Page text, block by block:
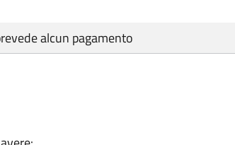
alcun pagamento